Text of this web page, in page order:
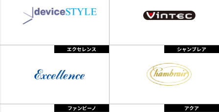
エクセレンス シャンブレア
ファンビーノ アクア